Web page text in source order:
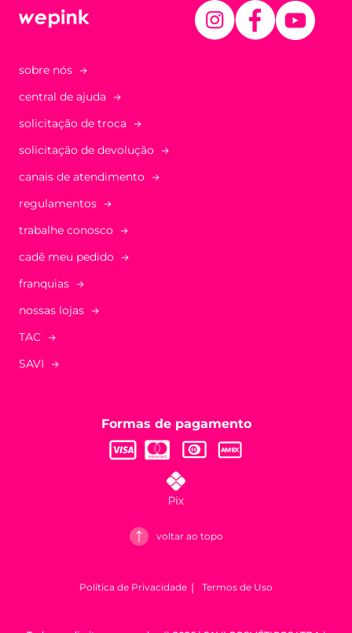
sobre nós
central de ajuda
solicitação de troca
solicitação de devolução
canais de atendimento
regulamentos
trabalhe conosco
cadê meu pedido
franquias
nossas lojas
TAC
SAVI
Formas de pagamento
voltar ao topo
Política de Privacidade Termos de Uso